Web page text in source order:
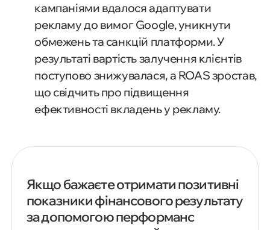
01. Огляд проєкту
кампаніями вдалося адаптувати
рекламу до вимог Google, уникнути
обмежень та санкцій платформи. У
результаті вартість залучення клієнтів
поступово знижувалася, а ROAS зростав,
що свідчить про підвищення
ефективності вкладень у рекламу.
Якщо бажаєте отримати позитивні
показники фінансового результату
за допомогою перформанс